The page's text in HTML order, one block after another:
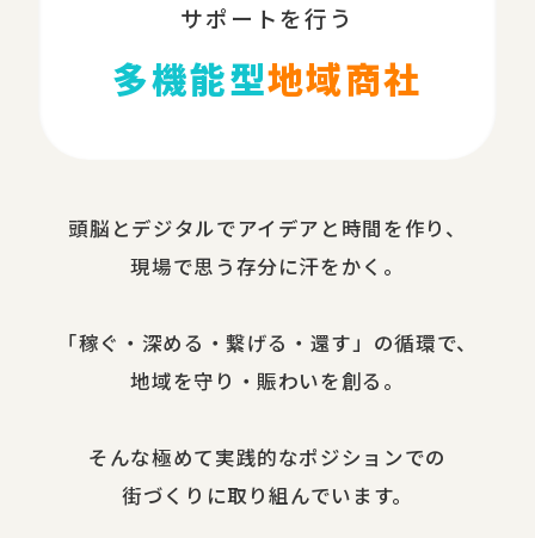
サポートを行う
多機能型地域商社
頭脳と​デジタルで​アイデアと​時間を​作り、​
現場で​思う​存分に​汗を​かく。
​「稼ぐ・​深める​・繋げる・還す」の​循環で、​
地域を​守り・​賑わいを​創る。
​そんな​極めて​実践的な​ポジションでの​
街づくりに​取り組んでいます。​